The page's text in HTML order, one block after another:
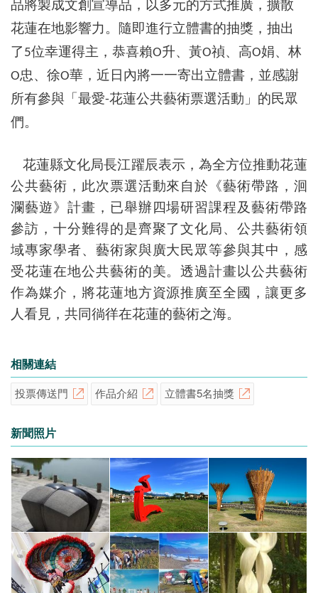
品將製成文創宣導品，以多元的方式推廣，擴散
花蓮在地影響力。隨即進行立體書的抽獎，抽出
了 5位幸運得主，恭喜賴O升、黃O禎、高O娟、林
O忠、徐O華，近日內將一一寄出立體書，並感謝
所有參與「最愛-花蓮公共藝術票選活動」的民眾
們。
花蓮縣文化局長江躍辰表示，為全方位推動花蓮
公共藝術，此次票選活動來自於《藝術帶路，洄
瀾藝遊》計畫，已舉辦四場研習課程及藝術帶路
參訪，十分難得的是齊聚了文化局、公共藝術領
域專家學者、藝術家與廣大民眾等參與其中， 感
受花蓮在地公共藝術的美。透過計畫以公共藝術
作為媒介，將花蓮地方資源推廣至全國，讓更多
人看見，共同徜徉在花蓮的藝術之海。
相關連結
投票傳送門 作品介紹 立體書5名抽獎
新聞照片